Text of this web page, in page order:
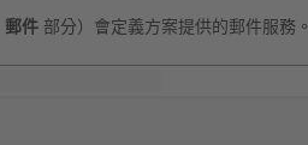
郵件 部分）會定義方案提供的郵件服務。